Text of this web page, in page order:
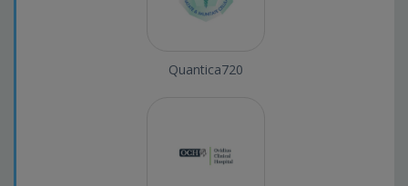
Quantica720